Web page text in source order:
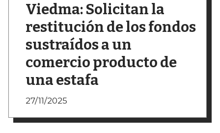
Viedma: Solicitan la
restitución de los fondos
sustraídos a un
comercio producto de
una estafa
27/11/2025